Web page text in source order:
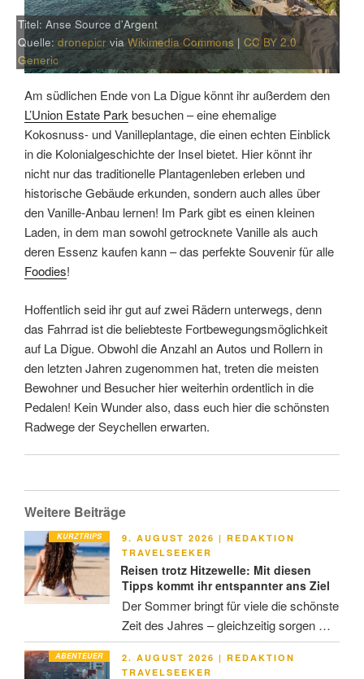
Titel: Anse Source d'Argent
Quelle:dronepicr viaWikimedia Commons |CC BY 2.0
Generic
Am südlichen Ende von La Digue könnt ihr außerdem den
L’Union Estate Parkbesuchen – eine ehemalige
Kokosnuss- und Vanilleplantage, die einen echten Einblick
in die Kolonialgeschichte der Insel bietet. Hier könnt ihr
nicht nur das traditionelle Plantagenleben erleben und
historische Gebäude erkunden, sondern auch alles über
den Vanille-Anbau lernen! Im Park gibt es einen kleinen
Laden, in dem man sowohl getrocknete Vanille als auch
deren Essenz kaufen kann – das perfekte Souvenir für alle
Foodies!
Hoffentlich seid ihr gut auf zwei Rädern unterwegs, denn
das Fahrrad ist die beliebteste Fortbewegungsmöglichkeit
auf La Digue. Obwohl die Anzahl an Autos und Rollern in
den letzten Jahren zugenommen hat, treten die meisten
Bewohner und Besucher hier weiterhin ordentlich in die
Pedalen! Kein Wunder also, dass euch hier die schönsten
Radwege der Seychellen erwarten.
Weitere Beiträge
KURZTRIPS
VERÖFFENTLICHT
AM
9. AUGUST 2026 | REDAKTION
TRAVELSEEKER
Reisen trotz Hitzewelle: Mit diesen
Tipps kommt ihr entspannter ans Ziel
Der Sommer bringt für viele die schönste
Zeit des Jahres – gleichzeitig sorgen …
ABENTEUER
VERÖFFENTLICHT
AM
2. AUGUST 2026 | REDAKTION
TRAVELSEEKER